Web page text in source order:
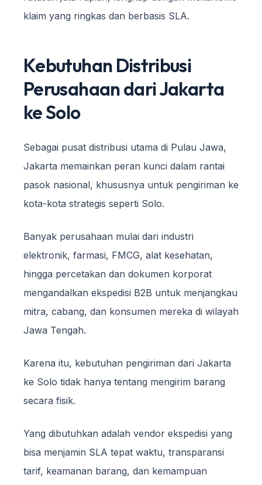
klaim yang ringkas dan berbasis SLA.
Kebutuhan Distribusi
Perusahaan dari Jakarta
ke Solo
Sebagai pusat distribusi utama di Pulau Jawa,
Jakarta memainkan peran kunci dalam rantai
pasok nasional, khususnya untuk pengiriman ke
kota-kota strategis seperti Solo.
Banyak perusahaan mulai dari industri
elektronik, farmasi, FMCG, alat kesehatan,
hingga percetakan dan dokumen korporat
mengandalkan ekspedisi B2B untuk menjangkau
mitra, cabang, dan konsumen mereka di wilayah
Jawa Tengah.
Karena itu, kebutuhan pengiriman dari Jakarta
ke Solo tidak hanya tentang mengirim barang
secara fisik.
Yang dibutuhkan adalah vendor ekspedisi yang
bisa menjamin SLA tepat waktu, transparansi
tarif, keamanan barang, dan kemampuan